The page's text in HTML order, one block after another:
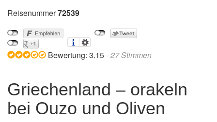
Reisenummer72539
Bewertung: 3.15 -27Stimmen
Griechenland – orakeln
bei Ouzo und Oliven